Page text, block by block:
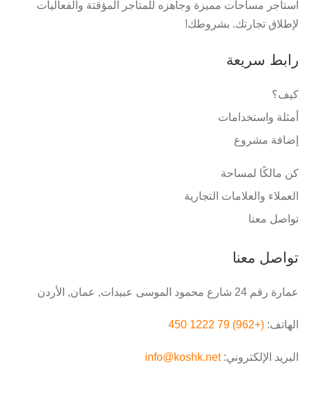
استأجر مساحات مميزة وجاهزه للمتاجر المؤقتة والفعاليات
لإطلاق تجارتك. بشروطك!
رابط سريعة
كيف؟
أمثلة واستخدامات
إضافة مشروع
كن مالكًا لمساحة
العملاء والعلامات التجارية
تواصل معنا
تواصل معنا
عمارة رقم 24 شارع محمود الموسى عبيدات, عمان, الأردن
الهاتف: (+962) 79 1222 450
البريد الإلكتروني:info@koshk.net